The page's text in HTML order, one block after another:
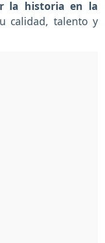
la historia en la
calidad, talento y